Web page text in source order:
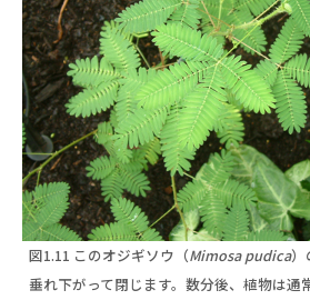
図1.11 このオジギソウ（Mimosa pudica）
垂れ下がって閉じます。数分後、植物は通